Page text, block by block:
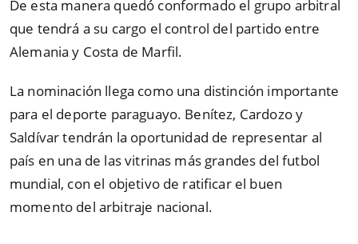
De esta manera quedó conformado el grupo arbitral
que tendrá a su cargo el control del partido entre
Alemania y Costa de Marfil.
La nominación llega como una distinción importante
para el deporte paraguayo. Benítez, Cardozo y
Saldívar tendrán la oportunidad de representar al
país en una de las vitrinas más grandes del futbol
mundial, con el objetivo de ratificar el buen
momento del arbitraje nacional.